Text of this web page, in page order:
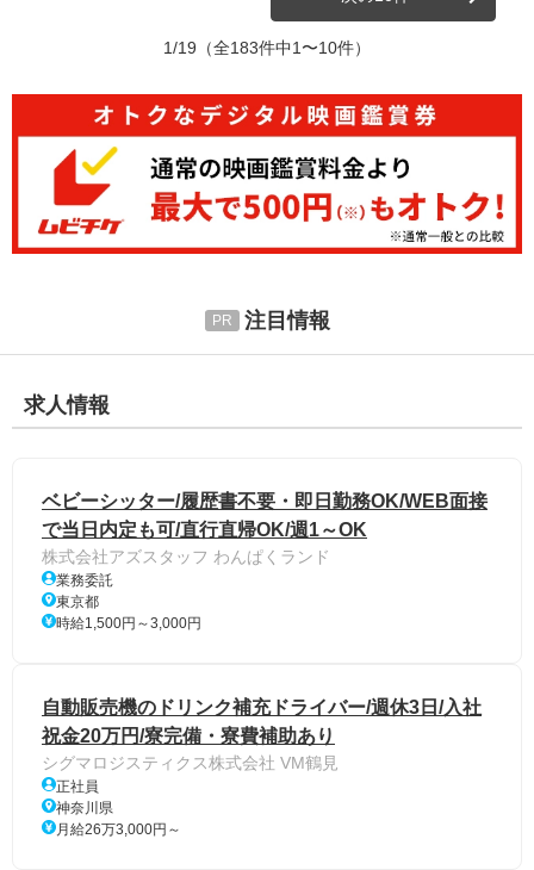
1/19 （全183件中1〜10件）
注目情報
求人情報
ベビーシッター/履歴書不要・即日勤務OK/WEB面接
で当日内定も可/直行直帰OK/週1～OK
株式会社アズスタッフ わんぱくランド
業務委託
東京都
時給1,500円～3,000円
自動販売機のドリンク補充ドライバー/週休3日/入社
祝金20万円/寮完備・寮費補助あり
シグマロジスティクス株式会社 VM鶴見
正社員
神奈川県
月給26万3,000円～